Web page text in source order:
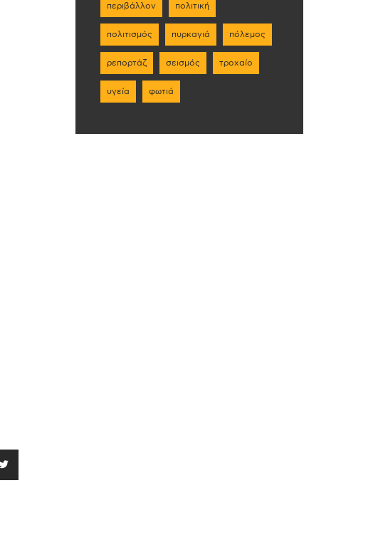
περιβάλλον πολιτική
πολιτισμός πυρκαγιά πόλεμος
ρεπορτάζ σεισμός τροχαίο
υγεία φωτιά